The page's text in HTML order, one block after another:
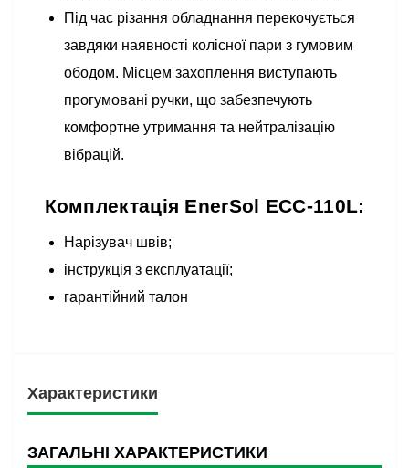
Під час різання обладнання перекочується
завдяки наявності колісної пари з гумовим
ободом. Місцем захоплення виступають
прогумовані ручки, що забезпечують
комфортне утримання та нейтралізацію
вібрацій.
Комплектація EnerSol ECC-110L:
Нарізувач швів;
інструкція з експлуатації;
гарантійний талон
Характеристики
ЗАГАЛЬНІ ХАРАКТЕРИСТИКИ